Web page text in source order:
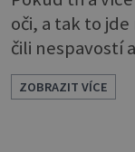
oči, a tak to
čili nespavostí
může být celá
rušit skoro
ZOBRAZIT VÍCE